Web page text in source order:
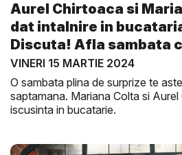
Aurel Chirtoaca si
dat intalnire in
Discuta! Afla sambata
descurc...
VINERI 15 MARTIE 2024
O sambata plina de surprize te
saptamana. Mariana Colta si
iscusinta in bucatarie.